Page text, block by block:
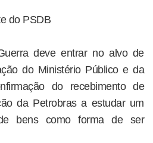
do PSDB
deve entrar no alvo de
do Ministério Público e da
do recebimento de
da Petrobras a estudar um
bens como forma de ser